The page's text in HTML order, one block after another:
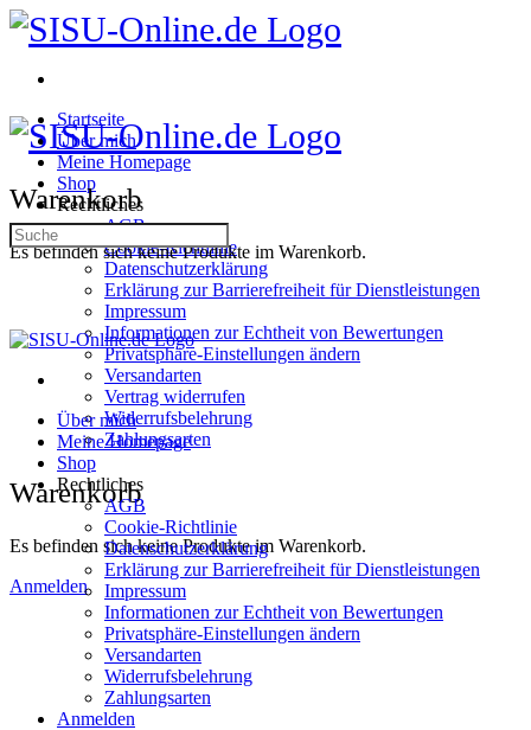
Seitenmenü
umklappen
Startseite
Über mich
Meine Homepage
Shop
Rechtliches
AGB
Cookie-Richtlinie
Datenschutzerklärung
Erklärung zur Barrierefreiheit für Dienstleistungen
Impressum
Informationen zur Echtheit von Bewertungen
Privatsphäre-Einstellungen ändern
Versandarten
Vertrag widerrufen
Widerrufsbelehrung
Zahlungsarten
Mehr
Optionen
Warenkorb
Es befinden sich keine Produkte im Warenkorb.
Anmelden
Warenkorb
Es befinden sich keine Produkte im Warenkorb.
Suche
nach:
Über mich
Meine Homepage
Shop
Rechtliches
AGB
Cookie-Richtlinie
Datenschutzerklärung
Erklärung zur Barrierefreiheit für Dienstleistungen
Impressum
Informationen zur Echtheit von Bewertungen
Privatsphäre-Einstellungen ändern
Versandarten
Widerrufsbelehrung
Zahlungsarten
Anmelden